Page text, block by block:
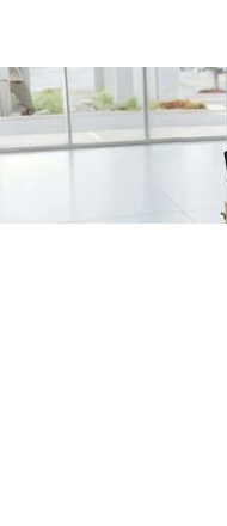
/fragments/plp-details